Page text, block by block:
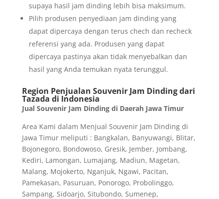
supaya hasil jam dinding lebih bisa maksimum.
Pilih produsen penyediaan jam dinding yang
dapat dipercaya dengan terus chech dan recheck
referensi yang ada. Produsen yang dapat
dipercaya pastinya akan tidak menyebalkan dan
hasil yang Anda temukan nyata terunggul.
Region Penjualan Souvenir Jam Dinding dari
Tazada di Indonesia
Jual Souvenir Jam Dinding di Daerah Jawa Timur
Area Kami dalam Menjual Souvenir Jam Dinding di
Jawa Timur meliputi : Bangkalan, Banyuwangi, Blitar,
Bojonegoro, Bondowoso, Gresik, Jember, Jombang,
Kediri, Lamongan, Lumajang, Madiun, Magetan,
Malang, Mojokerto, Nganjuk, Ngawi, Pacitan,
Pamekasan, Pasuruan, Ponorogo, Probolinggo,
Sampang, Sidoarjo, Situbondo, Sumenep,